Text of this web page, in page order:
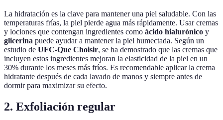
La hidratación es la clave para mantener una piel saludable. Con las
temperaturas frías, la piel pierde agua más rápidamente. Usar cremas
y lociones que contengan ingredientes como ácido hialurónico y
glicerina puede ayudar a mantener la piel humectada. Según un
estudio de UFC-Que Choisir, se ha demostrado que las cremas que
incluyen estos ingredientes mejoran la elasticidad de la piel en un
30% durante los meses más fríos. Es recomendable aplicar la crema
hidratante después de cada lavado de manos y siempre antes de
dormir para maximizar su efecto.
2. Exfoliación regular